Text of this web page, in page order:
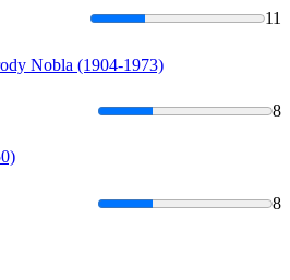
11
Nobla (1904-1973)
8
8